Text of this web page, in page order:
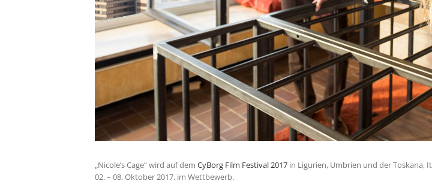
„Nicole’s Cage“ wird auf demCyBorg Film Festival 2017 in Ligurien, Umbrien und der Toskana,
02. – 08. Oktober 2017, im Wettbewerb.